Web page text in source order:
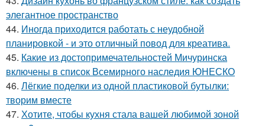
элегантное пространство
44. Иногда приходится работать с неудобной
планировкой - и это отличный повод для креатива.
45. Какие из достопримечательностей Мичуринска
включены в список Всемирного наследия ЮНЕСКО
46. Лёгкие поделки из одной пластиковой бутылки:
творим вместе
47. Хотите, чтобы кухня стала вашей любимой зоной